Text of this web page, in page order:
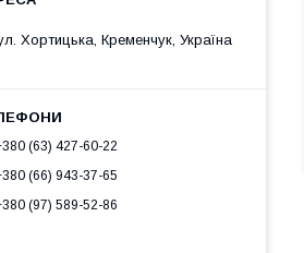
Хортицька, Кременчук, Україна
(63) 427-60-22
(66) 943-37-65
(97) 589-52-86